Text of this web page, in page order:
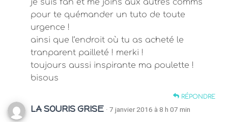
pour te quémander un tuto de toute
urgence !
ainsi que l’endroit où tu as acheté le
tranparent pailleté ! merki !
toujours aussi inspirante ma poulette !
bisous
RÉPONDRE
LA SOURIS GRISE · 7 janvier 2016 à 8 h 07 min